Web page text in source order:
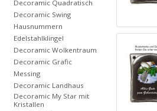
Decoramic Quadratisch
Decoramic Swing
Hausnummern
Edelstahlklingel
Decoramic Wolkentraum
Decoramic Grafic
Messing
Decoramic Landhaus
Decoramic My Star mit
Kristallen